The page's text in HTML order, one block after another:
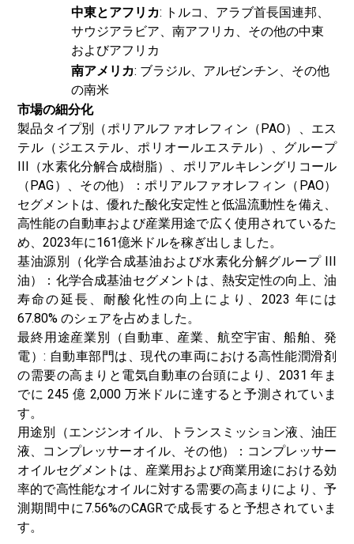
中東とアフリカ: トルコ、アラブ首長国連邦、
サウジアラビア、南アフリカ、その他の中東
およびアフリカ
南アメリカ: ブラジル、アルゼンチン、その他
の南米
市場の細分化
製品タイプ別（ポリアルファオレフィン（PAO）、エス
テル（ジエステル、ポリオールエステル）、グループ
III（水素化分解合成樹脂）、ポリアルキレングリコール
（PAG）、その他）：ポリアルファオレフィン（PAO）
セグメントは、優れた酸化安定性と低温流動性を備え、
高性能の自動車および産業用途で広く使用されているた
め、2023年に161億米ドルを稼ぎ出しました。
基油源別（化学合成基油および水素化分解グループ III
油）：化学合成基油セグメントは、熱安定性の向上、油
寿命の延長、耐酸化性の向上により、2023 年には
67.80% のシェアを占めました。
最終用途産業別（自動車、産業、航空宇宙、船舶、発
電）: 自動車部門は、現代の車両における高性能潤滑剤
の需要の高まりと電気自動車の台頭により、2031 年ま
でに 245 億 2,000 万米ドルに達すると予測されていま
す。
用途別（エンジンオイル、トランスミッション液、油圧
液、コンプレッサーオイル、その他）：コンプレッサー
オイルセグメントは、産業用および商業用途における効
率的で高性能なオイルに対する需要の高まりにより、予
測期間中に7.56%のCAGRで成長すると予想されていま
す。